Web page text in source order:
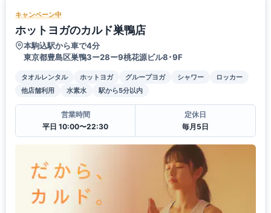
キャンペーン中
ホットヨガのカルド巣鴨店
本駒込駅から車で4分
東京都豊島区巣鴨3ー28ー9桃花源ビル8･9F
タオルレンタル ホットヨガ グループヨガ シャワー
ロッカー
他店舗利用
水素水 駅から5分以内
営業時間
平日 10:00〜22:30
定休日
毎月5日